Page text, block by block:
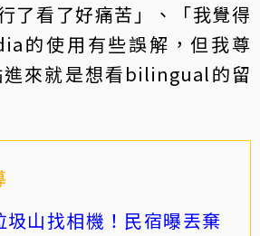
了看了好痛苦」、「我覺得
的使用有些誤解，但我尊
進來就是想看bilingual的留
圾山找相機！民宿曝丟棄